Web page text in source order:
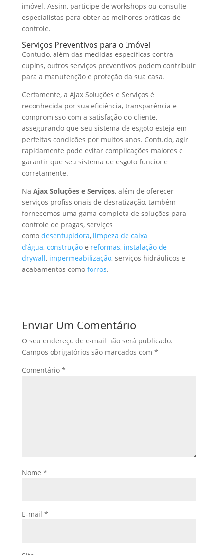
imóvel. Assim, participe de workshops ou consulte
especialistas para obter as melhores práticas de
controle.
Serviços Preventivos para o Imóvel
Contudo, além das medidas específicas contra
cupins, outros serviços preventivos podem contribuir
para a manutenção e proteção da sua casa.
Certamente, a Ajax Soluções e Serviços é
reconhecida por sua eficiência, transparência e
compromisso com a satisfação do cliente,
assegurando que seu sistema de esgoto esteja em
perfeitas condições por muitos anos. Contudo, agir
rapidamente pode evitar complicações maiores e
garantir que seu sistema de esgoto funcione
corretamente.
Na Ajax Soluções e Serviços, além de oferecer
serviços profissionais de desratização, também
fornecemos uma gama completa de soluções para
controle de pragas, serviços
como desentupidora, limpeza de caixa
d’água, construçãoe reformas, instalação de
drywall, impermeabilização, serviços hidráulicos e
acabamentos como forros.
Enviar Um Comentário
O seu endereço de e-mail não será publicado.
Campos obrigatórios são marcados com *
Comentário *
Nome *
E-mail *